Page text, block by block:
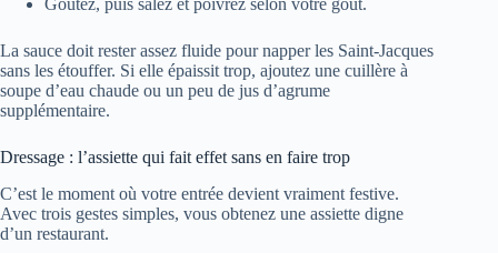
La sauce doit rester assez fluide pour napper les Saint-Jacques
sans les étouffer. Si elle épaissit trop, ajoutez une cuillère à
soupe d’eau chaude ou un peu de jus d’agrume
supplémentaire.
Dressage : l’assiette qui fait effet sans en faire trop
C’est le moment où votre entrée devient vraiment festive.
Avec trois gestes simples, vous obtenez une assiette digne
d’un restaurant.